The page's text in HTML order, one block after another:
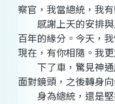
察官，我當總統，我
感謝上天的安排與
百年的緣分。今天，
現在，有你相隨。我
下了車，驚見神通
面對鏡頭，之後轉身
身為總統，還是堅